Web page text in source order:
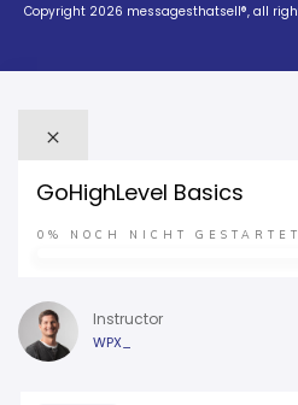
Copyright 2026 messagesthatsell®, all
GoHighLevel Basics
0% NOCH NICHT GESTARTET
Instructor
WPX_